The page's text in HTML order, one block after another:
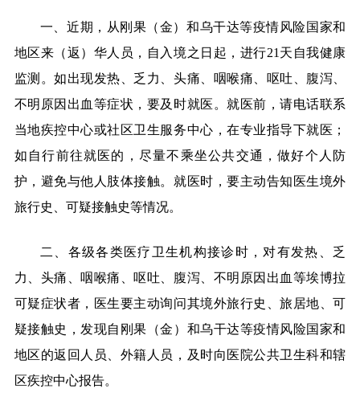
一、近期，从刚果（金）和乌干达等疫情风险国家和
地区来（返）华人员，自入境之日起，进行21天自我健康
监测。如出现发热、乏力、头痛、咽喉痛、呕吐、腹泻、
不明原因出血等症状，要及时就医。就医前，请电话联系
当地疾控中心或社区卫生服务中心，在专业指导下就医；
如自行前往就医的，尽量不乘坐公共交通，做好个人防
护，避免与他人肢体接触。就医时，要主动告知医生境外
旅行史、可疑接触史等情况。
二、各级各类医疗卫生机构接诊时，对有发热、乏
力、头痛、咽喉痛、呕吐、腹泻、不明原因出血等埃博拉
可疑症状者，医生要主动询问其境外旅行史、旅居地、可
疑接触史，发现自刚果（金）和乌干达等疫情风险国家和
地区的返回人员、外籍人员，及时向医院公共卫生科和辖
区疾控中心报告。